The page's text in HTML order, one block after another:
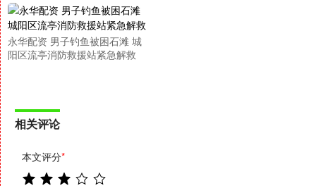
永华配资 男子钓鱼被困石滩 城
阳区流亭消防救援站紧急解救
相关评论
本文评分*